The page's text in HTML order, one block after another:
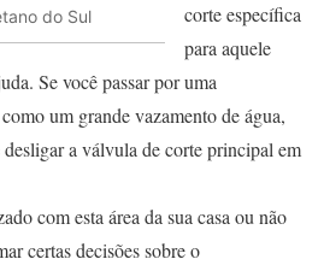
do Sul
corte específica
para aquele
Se você passar por uma
um grande vazamento de água,
a válvula de corte principal em
com esta área da sua casa ou não
certas decisões sobre o